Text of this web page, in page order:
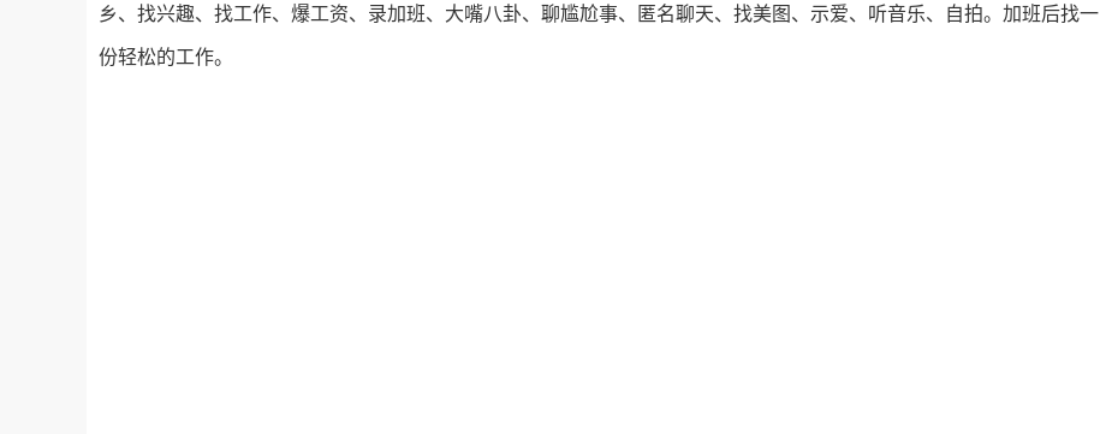
乡、找兴趣、找工作、爆工资、录加班、大嘴八卦、聊尴尬事、匿名聊天、找美图、示爱、听音乐、自拍。加班后找一
份轻松的工作。